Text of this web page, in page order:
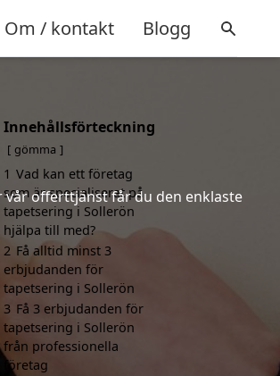
Om / kontakt Blogg
vår offerttjänst får du den enklaste
Innehållsförteckning
gömma
1 Vad kan ett företag
som är specialiserat på
tapetsering i Sollerön
hjälpa till med?
2 Få alltid minst 3
erbjudanden för
tapetsering i Sollerön
3 Få 3 erbjudanden för
tapetsering i Sollerön
från professionella
företag